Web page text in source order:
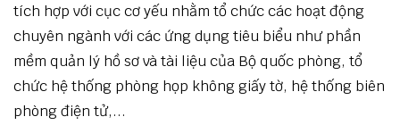
tích hợp với cục cơ yếu nhằm tổ chức các hoạt động
chuyên ngành với các ứng dụng tiêu biểu như phần
mềm quản lý hồ sơ và tài liệu của Bộ quốc phòng, tổ
chức hệ thống phòng họp không giấy tờ, hệ thống biên
phòng điện tử,...